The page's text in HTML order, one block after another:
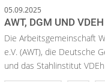
05.09.2025
AWT, DGM UND
Die Arbeitsgemeinschaft
e.V. (AWT), die Deutsche
und das Stahlinstitut